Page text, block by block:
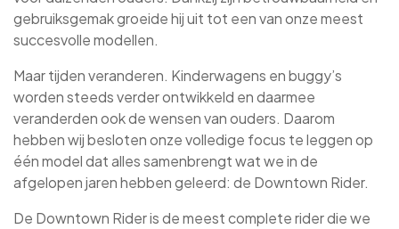
gebruiksgemak groeide hij uit tot een van onze meest
succesvolle modellen.
Maar tijden veranderen. Kinderwagens en buggy’s
worden steeds verder ontwikkeld en daarmee
veranderden ook de wensen van ouders. Daarom
hebben wij besloten onze volledige focus te leggen op
één model dat alles samenbrengt wat we in de
afgelopen jaren hebben geleerd: de Downtown Rider.
De Downtown Rider is de meest complete rider die we